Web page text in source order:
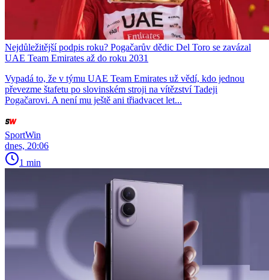
Nejdůležitější podpis roku? Pogačarův dědic Del Toro se zavázal
UAE Team Emirates až do roku 2031
Vypadá to, že v týmu UAE Team Emirates už vědí, kdo jednou
převezme štafetu po slovinském stroji na vítězství Tadeji
Pogačarovi. A není mu ještě ani třiadvacet let...
SportWin
dnes, 20:06
1 min